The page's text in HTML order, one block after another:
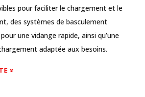
pour faciliter le chargement et le
des systèmes de basculement
une vidange rapide, ainsi qu’une
adaptée aux besoins.